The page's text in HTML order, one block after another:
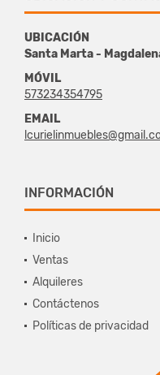
UBICACIÓN
Santa Marta -
MÓVIL
573234354795
EMAIL
INFORMACIÓN
Inicio
Ventas
Alquileres
Contáctenos
Políticas de privacidad